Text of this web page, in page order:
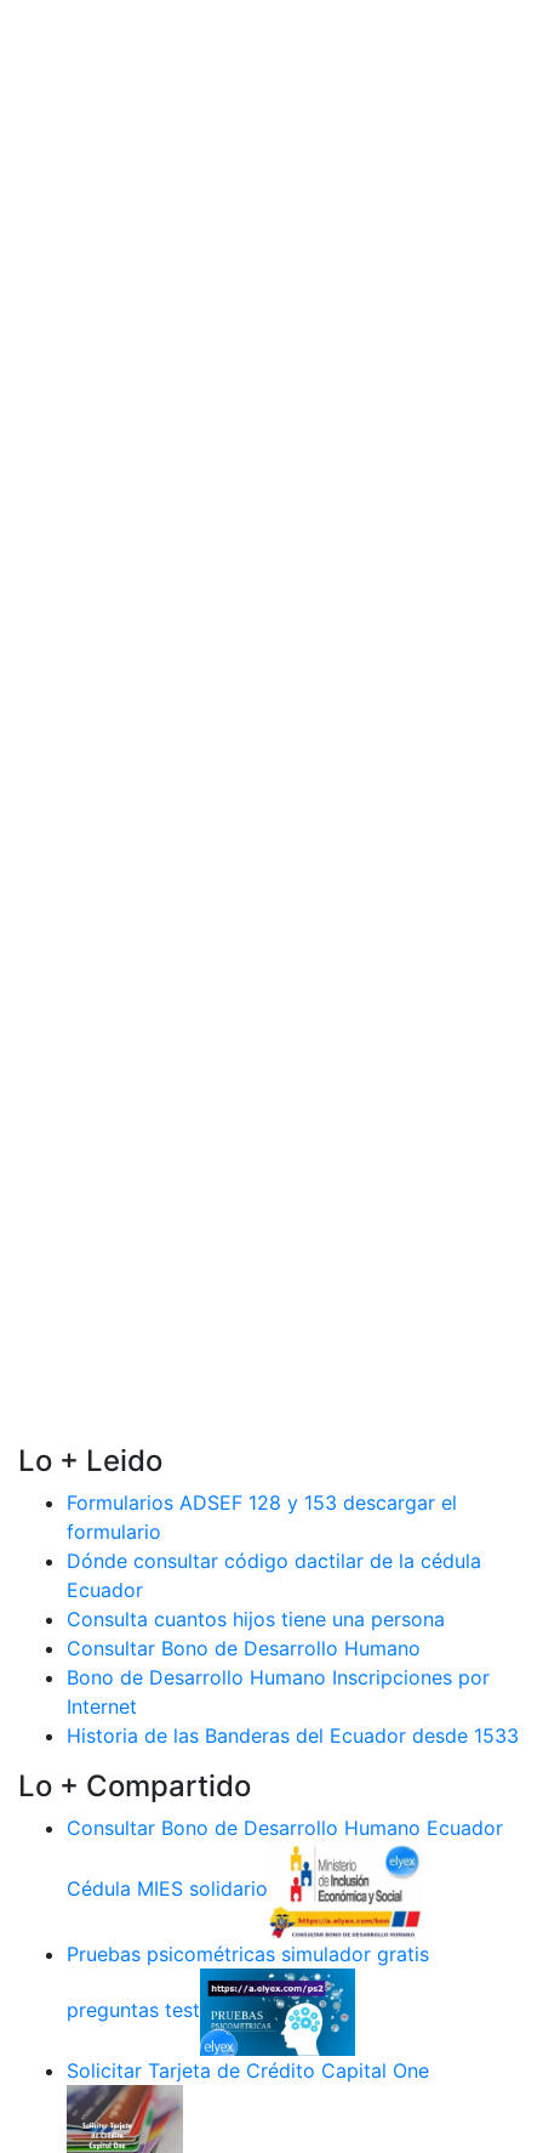
Lo + Leido
Formularios ADSEF 128 y 153 descargar el
formulario
Dónde consultar código dactilar de la cédula
Ecuador
Consulta cuantos hijos tiene una persona
Consultar Bono de Desarrollo Humano
Bono de Desarrollo Humano Inscripciones por
Internet
Historia de las Banderas del Ecuador desde 1533
Lo + Compartido
Consultar Bono de Desarrollo Humano Ecuador
Cédula MIES solidario
Pruebas psicométricas simulador gratis
preguntas test
Solicitar Tarjeta de Crédito Capital One